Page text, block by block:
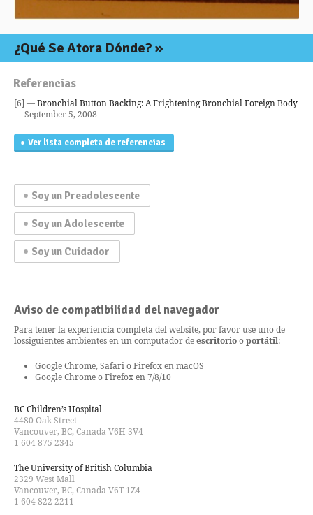
¿Qué Se Atora Dónde?
Referencias
[6] —Bronchial Button Backing: A Frightening Bronchial Foreign Body
— September 5, 2008
Ver lista completa de referencias
Soy un Preadolescente
Soy un Adolescente
Soy un Cuidador
Aviso de compatibilidad del navegador
Para tener la experiencia completa del website, por favor use uno de
lossiguientes ambientes en un computador deescritoriooportátil:
Google Chrome, Safari o Firefox en macOS
Google Chrome o Firefox en 7/8/10
BC Children’s Hospital
4480 Oak Street
Vancouver, BC, Canada V6H 3V4
1 604 875 2345
The University of British Columbia
2329 West Mall
Vancouver, BC, Canada V6T 1Z4
1 604 822 2211